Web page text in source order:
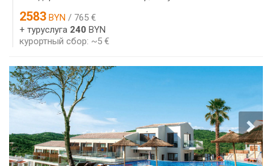
2583 BYN / 765 €
+ туруслуга 240 BYN
курортный сбор: ~5 €